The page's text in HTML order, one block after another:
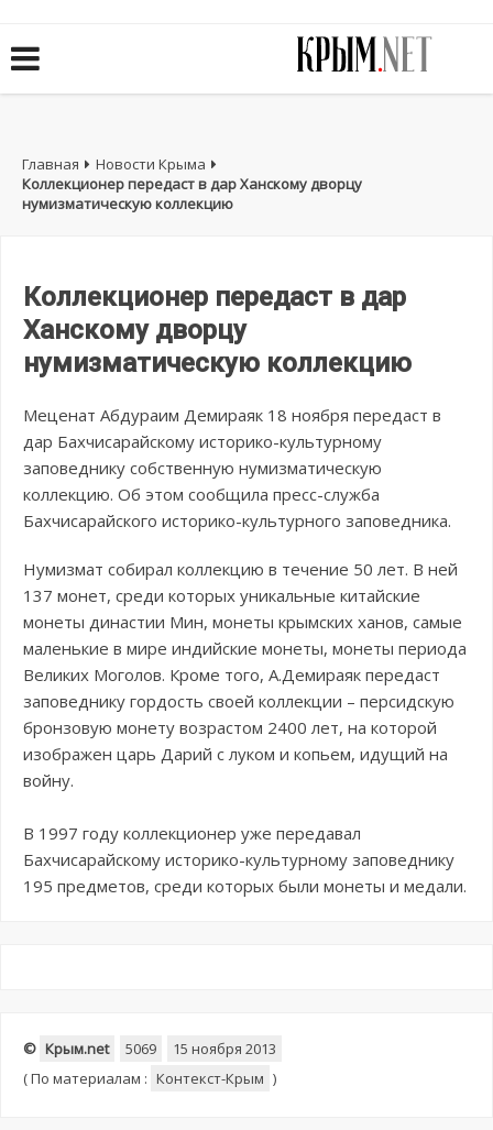
Главная
Новости Крыма
Коллекционер передаст в дар Ханскому дворцу
нумизматическую коллекцию
Коллекционер передаст в дар
Ханскому дворцу
нумизматическую коллекцию
Меценат Абдураим Демираяк 18 ноября передаст в
дар Бахчисарайскому историко-культурному
заповеднику собственную нумизматическую
коллекцию. Об этом сообщила пресс-служба
Бахчисарайского историко-культурного заповедника.
Нумизмат собирал коллекцию в течение 50 лет. В ней
137 монет, среди которых уникальные китайские
монеты династии Мин, монеты крымских ханов, самые
маленькие в мире индийские монеты, монеты периода
Великих Моголов. Кроме того, А.Демираяк передаст
заповеднику гордость своей коллекции – персидскую
бронзовую монету возрастом 2400 лет, на которой
изображен царь Дарий с луком и копьем, идущий на
войну.
В 1997 году коллекционер уже передавал
Бахчисарайскому историко-культурному заповеднику
195 предметов, среди которых были монеты и медали.
© Крым.net 5069
15 ноября 2013
(По материалам : Контекст-Крым )